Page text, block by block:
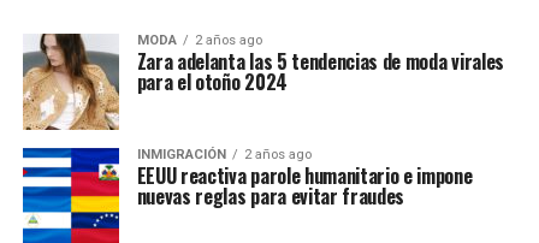
MODA 2 años ago
Zara adelanta las 5 tendencias de moda virales
para el otoño 2024
INMIGRACIÓN 2 años ago
EEUU reactiva parole humanitario e impone
nuevas reglas para evitar fraudes